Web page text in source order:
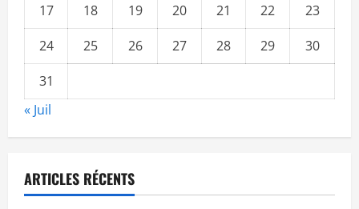
17
18 19 20 21 22
23
24
25 26 27 28 29
30
31
« Juil
ARTICLES RÉCENTS